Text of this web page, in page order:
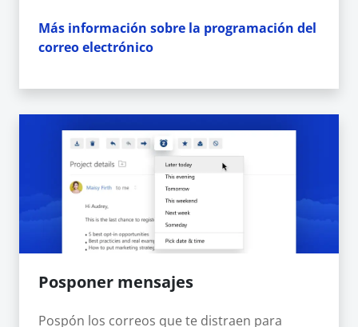
Más información sobre la programación del
correo electrónico
Posponer mensajes
Pospón los correos que te distraen para